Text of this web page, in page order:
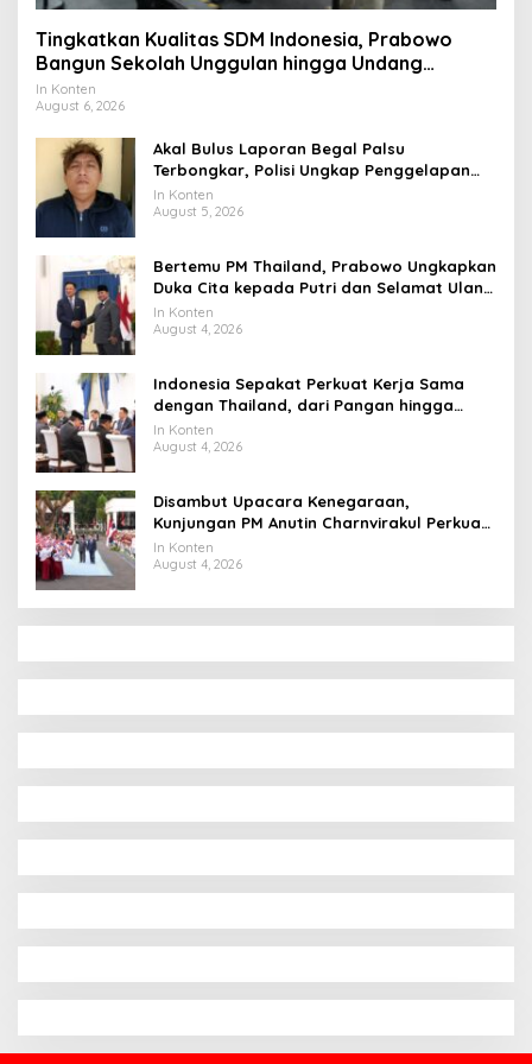
Tingkatkan Kualitas SDM Indonesia, Prabowo
Bangun Sekolah Unggulan hingga Undang
Universitas Terbaik Dunia
In Konten
August 6, 2026
Akal Bulus Laporan Begal Palsu
Terbongkar, Polisi Ungkap Penggelapan
Uang Perusahaan untuk Crypto
In Konten
August 5, 2026
Bertemu PM Thailand, Prabowo Ungkapkan
Duka Cita kepada Putri dan Selamat Ulang
Tahun ke Raja Thailand
In Konten
August 4, 2026
Indonesia Sepakat Perkuat Kerja Sama
dengan Thailand, dari Pangan hingga
Ekonomi Digital
In Konten
August 4, 2026
Disambut Upacara Kenegaraan,
Kunjungan PM Anutin Charnvirakul Perkuat
Hubungan Indonesia-Thailand
In Konten
August 4, 2026